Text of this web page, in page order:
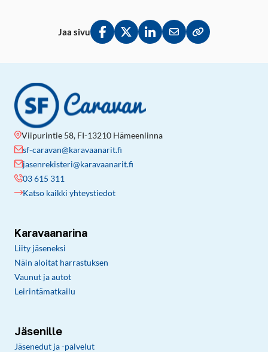
Jaa sivu
Jaa Facebookissa
Jaa Twitterissä
Jaa LinkedInissä
Jaa sähköpostitse
Kopioi linkki
Viipurintie 58, FI-13210 Hämeenlinna
sf-caravan@karavaanarit.fi
jasenrekisteri@karavaanarit.fi
03 615 311
Katso kaikki yhteystiedot
Karavaanarina
Liity jäseneksi
Näin aloitat harrastuksen
Vaunut ja autot
Leirintämatkailu
Jäsenille
Jäsenedut ja -palvelut